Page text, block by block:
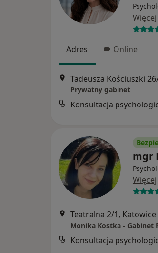
Więcej
Adres Online
Tadeusza Kościuszki
Prywatny gabinet
Konsultacja
mgr
Więcej
Teatralna 2/1, Katowice
Monika Kostka - Gabinet
Konsultacja